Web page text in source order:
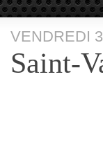
VENDREDI
Saint-